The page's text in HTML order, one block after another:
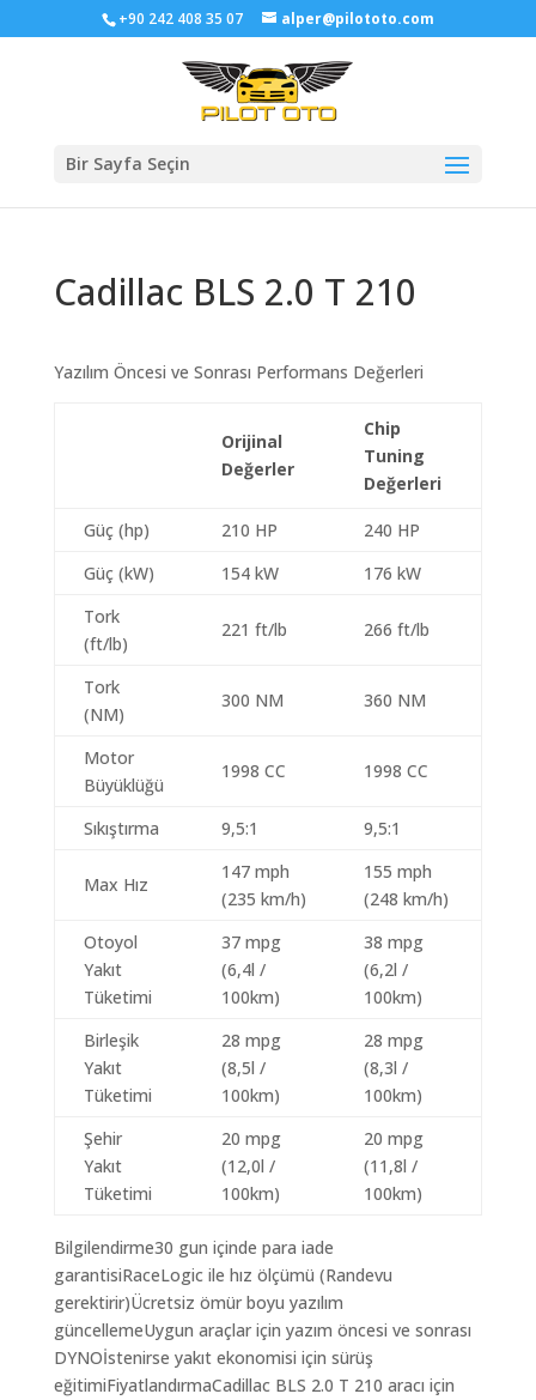
+90 242 408 35 07 alper@pilototo.com
Bir Sayfa Seçin
Cadillac BLS 2.0 T 210
Yazılım Öncesi ve Sonrası Performans Değerleri
Orijinal
Değerler
Chip
Tuning
Değerleri
Güç (hp) 210 HP
240 HP
Güç (kW)
154 kW
176 kW
Tork
(ft/lb)
221 ft/lb 266 ft/lb
Tork
(NM)
300 NM 360 NM
Motor
Büyüklüğü
1998 CC 1998 CC
Sıkıştırma 9,5:1 9,5:1
Max Hız
147 mph
(235 km/h)
155 mph
(248 km/h)
Otoyol
Yakıt
Tüketimi
37 mpg
(6,4l /
100km)
38 mpg
(6,2l /
100km)
Birleşik
Yakıt
Tüketimi
28 mpg
(8,5l /
100km)
28 mpg
(8,3l /
100km)
Şehir
Yakıt
Tüketimi
20 mpg
(12,0l /
100km)
20 mpg
(11,8l /
100km)
Bilgilendirme30 gun içinde para iade
garantisiRaceLogic ile hız ölçümü (Randevu
gerektirir)Ücretsiz ömür boyu yazılım
güncellemeUygun araçlar için yazım öncesi ve sonrası
DYNOİstenirse yakıt ekonomisi için sürüş
eğitimiFiyatlandırmaCadillac BLS 2.0 T 210 aracı için